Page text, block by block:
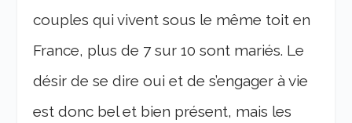
couples qui vivent sous le même toit en
France, plus de 7 sur 10 sont mariés. Le
désir de se dire oui et de s’engager à vie
est donc bel et bien présent, mais les